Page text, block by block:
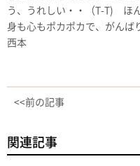
う、うれしい・・（T-T) ほ
身も心もポカポカで、がんば
西本
<<前の記事
関連記事